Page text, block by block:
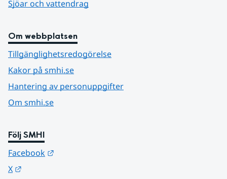
Sjöar och vattendrag
Om webbplatsen
Tillgänglighetsredogörelse
Kakor på smhi.se
Hantering av personuppgifter
Om smhi.se
Följ SMHI
Facebook
X